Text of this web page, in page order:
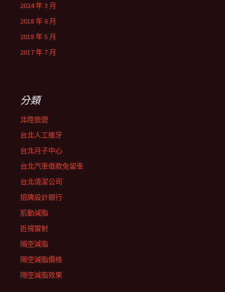
2024 年 3 月
2018 年 6 月
2018 年 5 月
2017 年 7 月
分類
北陸旅遊
台北人工植牙
台北月子中心
台北汽車借款免留車
台北清潔公司
招牌設計銀行
肌動減脂
近視雷射
隔空減脂
隔空減脂價格
隔空減脂效果